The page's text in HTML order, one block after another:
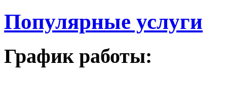
Популярные услуги
График работы: